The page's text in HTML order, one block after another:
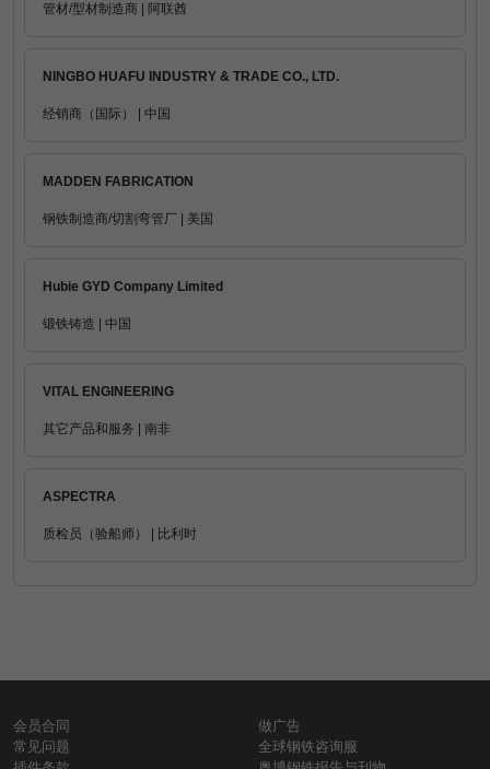
管材/型材制造商 | 阿联酋
NINGBO HUAFU INDUSTRY & TRADE CO., LTD.
经销商（国际） | 中国
MADDEN FABRICATION
钢铁制造商/切割弯管厂 | 美国
Hubie GYD Company Limited
锻铁铸造 | 中国
VITAL ENGINEERING
其它产品和服务 | 南非
ASPECTRA
质检员（验船师） | 比利时
会员合同
常见问题
做广告
全球钢铁咨询服